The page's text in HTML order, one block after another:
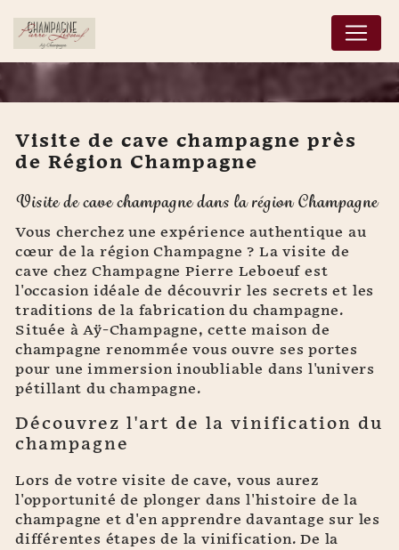
Visite de cave
champagne près de
Région Champagne
Visite de cave champagne près
de Région Champagne
Visite de cave champagne dans la région Champagne
Vous cherchez une expérience authentique au
cœur de la région Champagne ? La visite de
cave chez Champagne Pierre Leboeuf est
l'occasion idéale de découvrir les secrets et les
traditions de la fabrication du champagne.
Située à Aÿ-Champagne, cette maison de
champagne renommée vous ouvre ses portes
pour une immersion inoubliable dans l'univers
pétillant du champagne.
Découvrez l'art de la vinification du
champagne
Lors de votre visite de cave, vous aurez
l'opportunité de plonger dans l'histoire de la
champagne et d'en apprendre davantage sur les
différentes étapes de la vinification. De la